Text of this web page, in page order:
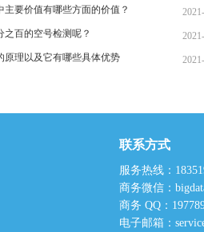
主要价值有哪些方面的价值？
之百的空号检测呢？
原理以及它有哪些具体优势
联系方式
服务热线：
商务微信：
商务 QQ：
电子邮箱：